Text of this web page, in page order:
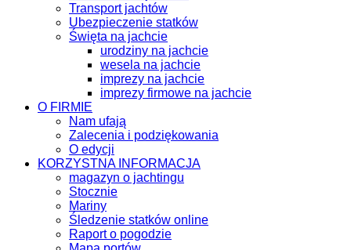
Transport jachtów
Ubezpieczenie statków
Święta na jachcie
urodziny na jachcie
wesela na jachcie
imprezy na jachcie
imprezy firmowe na jachcie
O FIRMIE
Nam ufają
Zalecenia i podziękowania
O edycji
KORZYSTNA INFORMACJA
magazyn o jachtingu
Stocznie
Mariny
Śledzenie statków online
Raport o pogodzie